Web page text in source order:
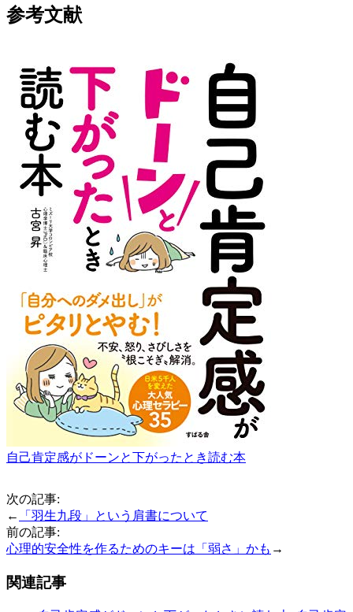
参考文献
自己肯定感がドーンと下がったとき読む本
次の記事:
←
「羽生九段」という肩書について
前の記事:
心理的安全性を作るためのキーは「弱さ」かも →
関連記事